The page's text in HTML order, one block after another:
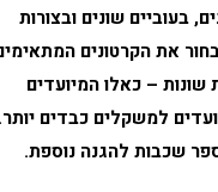
בעוביים שונים ובצורות
את הקרטונים המתאימים
שונות – כאלו המיועדים
למשקלים כבדים יותר.
שכבות להגנה נוספת.